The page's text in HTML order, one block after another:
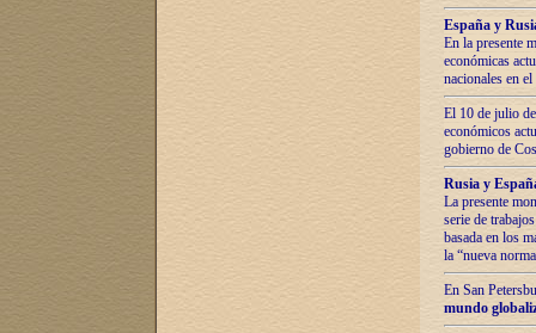
España y
En la presente
económicas
nacionales en
El 10 de julio
económicos
gobierno de
Rusia y
La presente
serie de
basada en los
la “nueva
En San
mundo